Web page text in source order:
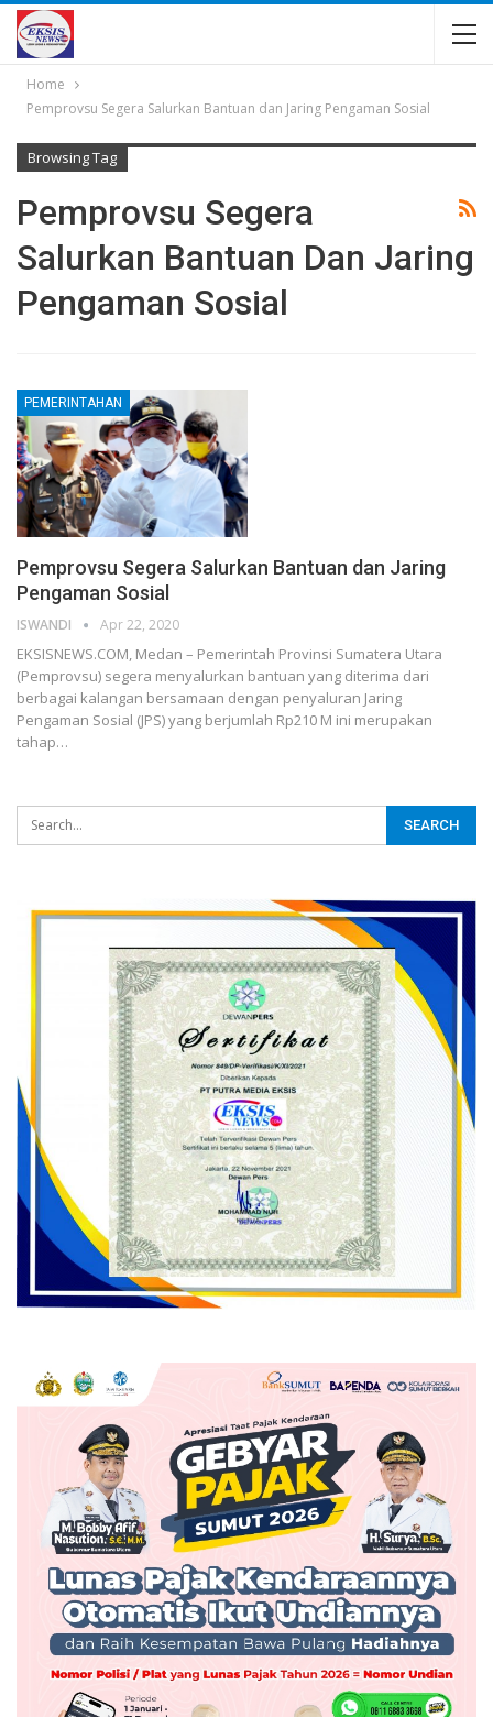
Home
Pemprovsu Segera Salurkan Bantuan dan Jaring Pengaman Sosial
Browsing Tag
Pemprovsu Segera
Salurkan Bantuan Dan Jaring
Pengaman Sosial
PEMERINTAHAN
Pemprovsu Segera Salurkan Bantuan dan Jaring
Pengaman Sosial
ISWANDI Apr 22, 2020
EKSISNEWS.COM, Medan – Pemerintah Provinsi Sumatera Utara
(Pemprovsu) segera menyalurkan bantuan yang diterima dari
berbagai kalangan bersamaan dengan penyaluran Jaring
Pengaman Sosial (JPS) yang berjumlah Rp210 M ini merupakan
tahap…